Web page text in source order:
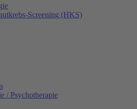
Screening (HKS)
/ Psychotherapie